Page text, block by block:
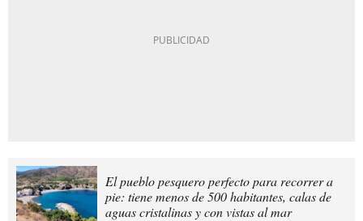
El pueblo pesquero perfecto para recorrer a
pie: tiene menos de 500 habitantes, calas de
aguas cristalinas y con vistas al mar